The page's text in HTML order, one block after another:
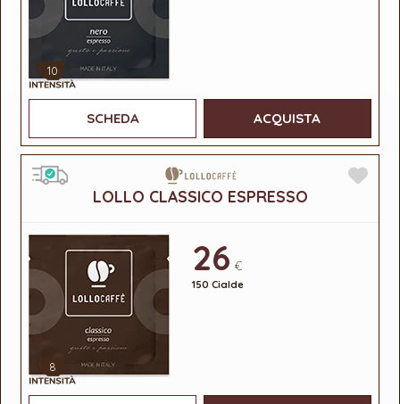
10
SCHEDA ACQUISTA
LOLLO CLASSICO ESPRESSO
8
26 €
150 Cialde